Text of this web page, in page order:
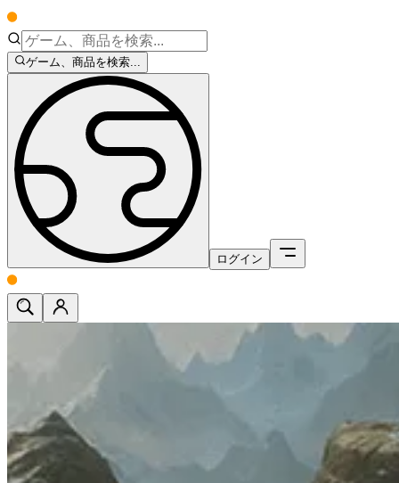
ゲーム、商品を検索...
ログイン